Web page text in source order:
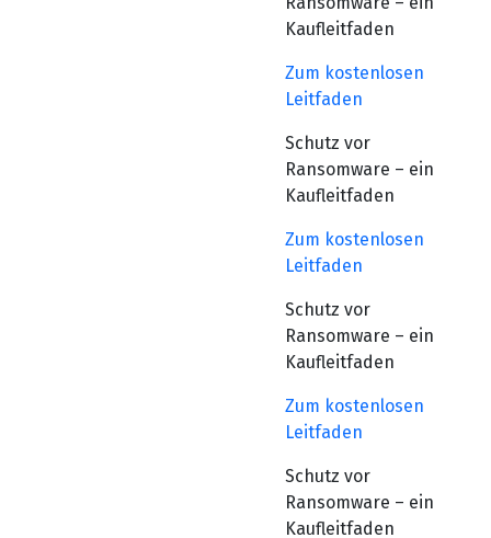
Kaufleitfaden
Zum kostenlosen
Leitfaden
Schutz vor
Ransomware – ein
Kaufleitfaden
Zum kostenlosen
Leitfaden
Schutz vor
Ransomware – ein
Kaufleitfaden
Zum kostenlosen
Leitfaden
Schutz vor
Ransomware – ein
Kaufleitfaden